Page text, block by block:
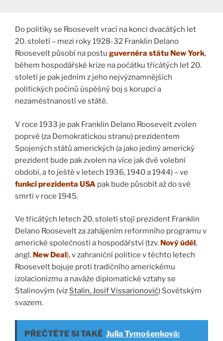
Do politiky se Roosevelt vrací na konci dvacátých let
20. století – mezi roky 1928-32 Franklin Delano
Roosevelt působí na postu guvernéra státu New York,
během hospodářské krize na počátku třicátých let 20.
století je pak jedním z jeho nejvýznamnějších
politických počinů úspěšný boj s korupcí a
nezaměstnaností ve státě.
V roce 1933 je pak Franklin Delano Roosevelt zvolen
poprvé (za Demokratickou stranu) prezidentem
Spojených států amerických (a jako jediný americký
prezident bude pak zvolen na více jak dvě volební
období, a to ještě v letech 1936, 1940 a 1944) – ve
funkciprezidenta USA pak bude působit až do své
smrti v roce 1945.
Ve třicátých letech 20. století stojí prezident Franklin
Delano Roosevelt za zahájením reformního programu v
americké společnosti a hospodářství (tzv. Nový úděl,
angl. New Deal), v zahraniční politice v těchto letech
Roosevelt bojuje proti tradičního americkému
izolacionizmu a naváže diplomatické vztahy se
Stalinovým (viz Stalin, Josif Vissarionovič) Sovětským
svazem.
PŘEČTĚTE SI TAKÉ Julia Tymošenková: